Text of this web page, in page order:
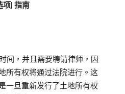
项|指南
间，并且需要聘请律师，因
所有权将通过法院进行。这
一旦重新发行了土地所有权